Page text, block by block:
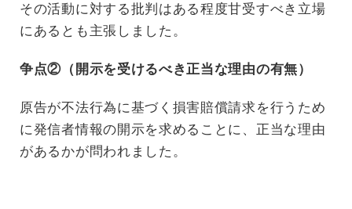
その活動に対する批判はある程度甘受すべき立場
にあるとも主張しました。
争点②（開示を受けるべき正当な理由の有無）
原告が不法行為に基づく損害賠償請求を行うため
に発信者情報の開示を求めることに、正当な理由
があるかが問われました。